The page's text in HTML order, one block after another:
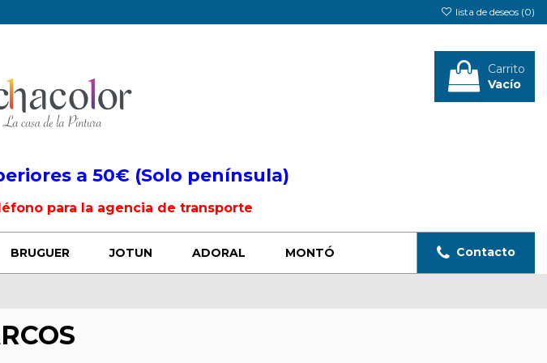
lista de deseos (0)
Carrito
Vacío
a 50€ (Solo península)
para la agencia de transporte
BRUGUER JOTUN ADORAL MONTÓ Contacto